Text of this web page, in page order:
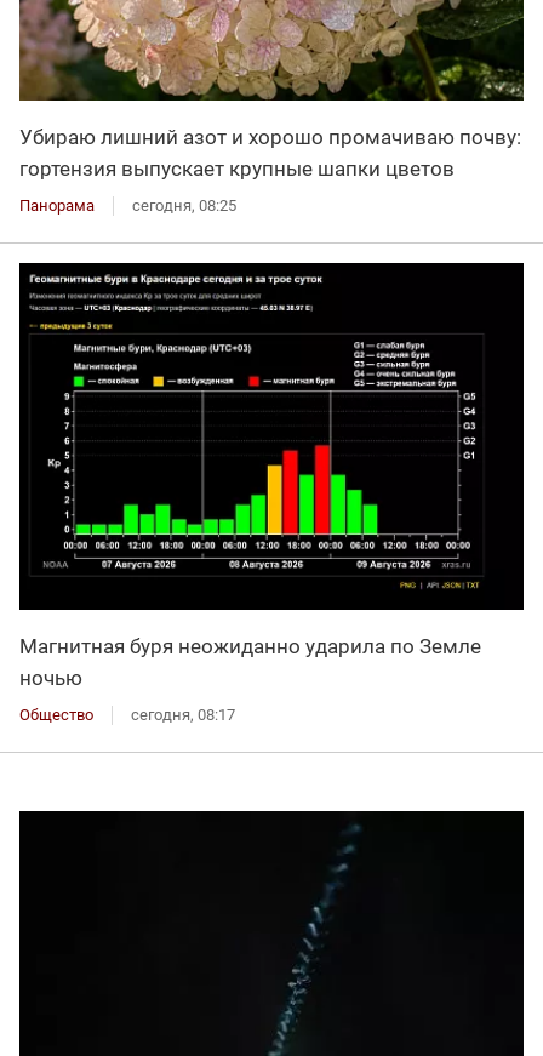
Убираю лишний азот и хорошо промачиваю почву:
гортензия выпускает крупные шапки цветов
Панорама сегодня, 08:25
Магнитная буря неожиданно ударила по Земле
ночью
Общество сегодня, 08:17